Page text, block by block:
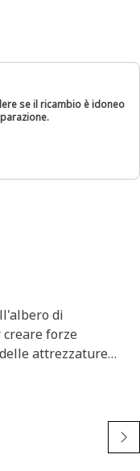
se il ricambio è idoneo
di
forze
attrezzature